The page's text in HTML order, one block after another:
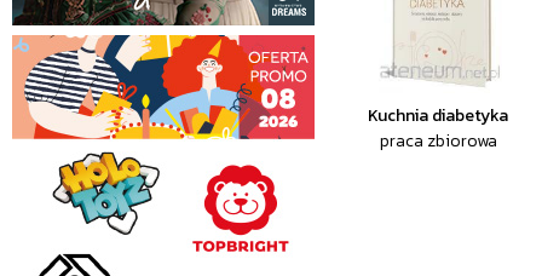
Kuchnia diabetyka
praca zbiorowa